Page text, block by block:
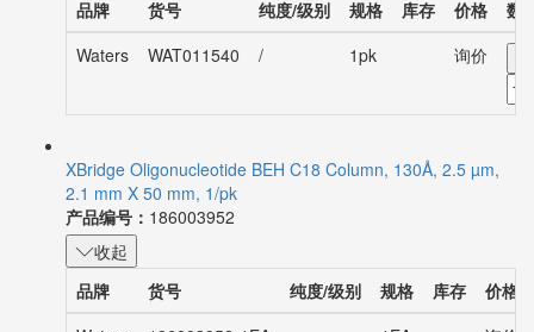
品牌
货号 纯度/级别 规格 库存 价格
数
Waters
WAT011540 / 1pk 询价
XBridge Oligonucleotide BEH C18 Column, 130Å, 2.5 µm,
2.1 mm X 50 mm, 1/pk
产品编号： 186003952
收起
品牌
货号 纯度/级别 规格 库存
价格